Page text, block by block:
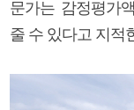
문가는 감정평가
줄 수 있다고 지적